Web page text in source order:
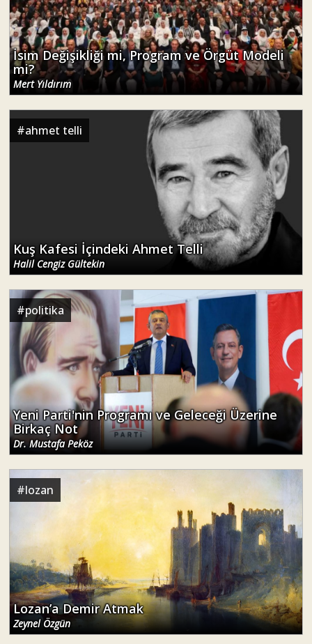
İsim Değişikliği mi, Program ve Örgüt Modeli
mi?
Mert Yıldırım
#ahmet telli
Kuş Kafesi İçindeki Ahmet Telli
Halil Cengiz Gültekin
#politika
Yeni Parti'nin Programı ve Geleceği Üzerine
Birkaç Not
Dr. Mustafa Peköz
#lozan
Lozan’a Demir Atmak
Zeynel Özgün